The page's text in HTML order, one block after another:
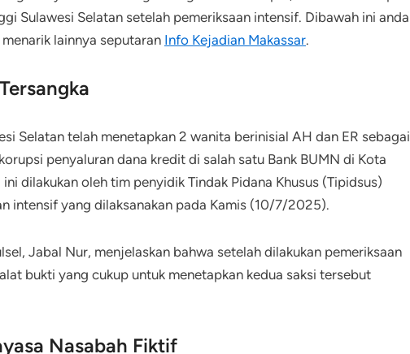
Sulawesi Selatan setelah pemeriksaan intensif. Dibawah ini anda
lainnya seputaran Info Kejadian Makassar.
Selatan telah menetapkan 2 wanita berinisial AH dan ER sebagai
penyaluran dana kredit di salah satu Bank BUMN di Kota
dilakukan oleh tim penyidik Tindak Pidana Khusus (Tipidsus)
intensif yang dilaksanakan pada Kamis (10/7/2025).
Jabal Nur, menjelaskan bahwa setelah dilakukan pemeriksaan
bukti yang cukup untuk menetapkan kedua saksi tersebut
Nasabah Fiktif